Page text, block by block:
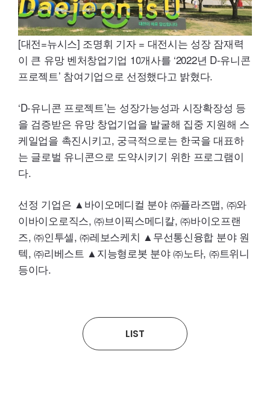
[대전=뉴시스] 조명휘 기자 = 대전시는 성장 잠재력
이 큰 유망 벤처창업기업 10개사를 ‘2022년 D-유니콘
프로젝트’ 참여기업으로 선정했다고 밝혔다.
‘D-유니콘 프로젝트’는 성장가능성과 시장확장성 등
을 검증받은 유망 창업기업을 발굴해 집중 지원해 스
케일업을 촉진시키고, 궁극적으로는 한국을 대표하
는 글로벌 유니콘으로 도약시키기 위한 프로그램이
다.
선정 기업은 ▲바이오메디컬 분야 ㈜플라즈맵, ㈜와
이바이오로직스, ㈜브이픽스메디칼, ㈜바이오프랜
즈, ㈜인투셀, ㈜레보스케치 ▲무선통신융합 분야 원
텍, ㈜리베스트 ▲지능형로봇 분야 ㈜노타, ㈜트위니
등이다.
LIST